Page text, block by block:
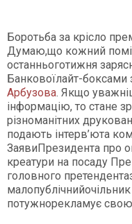
Боротьба за крісло
Думаю,що кожний
останньоготижня
Банковоїлайт-
Арбузова. Якщо
інформацію, то стане
різноманітних
подають інтерв’юта
ЗаявиПрезидента про
креатури на посаду
головного
потужнорекламує